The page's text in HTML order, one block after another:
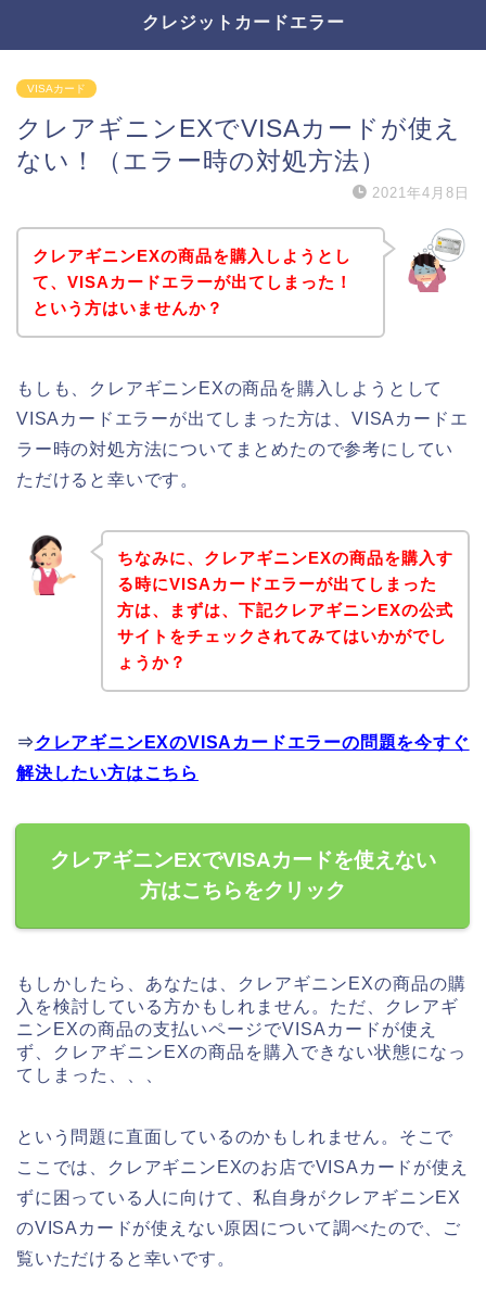
クレジットカードエラー
VISAカード
クレアギニンEXでVISAカードが使え
ない！（エラー時の対処方法）
2021年4月8日
クレアギニンEXの商品を購入しようとし
て、VISAカードエラーが出てしまった！
という方はいませんか？
もしも、クレアギニンEXの商品を購入しようとして
VISAカードエラーが出てしまった方は、VISAカードエ
ラー時の対処方法についてまとめたので参考にしてい
ただけると幸いです。
ちなみに、クレアギニンEXの商品を購入す
る時にVISAカードエラーが出てしまった
方は、まずは、下記クレアギニンEXの公式
サイトをチェックされてみてはいかがでし
ょうか？
⇒クレアギニンEXのVISAカードエラーの問題を今すぐ
解決したい方はこちら
クレアギニンEXでVISAカードを使えない
方はこちらをクリック
もしかしたら、あなたは、クレアギニンEXの商品の購
入を検討している方かもしれません。ただ、クレアギ
ニンEXの商品の支払いページでVISAカードが使え
ず、クレアギニンEXの商品を購入できない状態になっ
てしまった、、、
という問題に直面しているのかもしれません。そこで
ここでは、クレアギニンEXのお店でVISAカードが使え
ずに困っている人に向けて、私自身がクレアギニンEX
のVISAカードが使えない原因について調べたので、ご
覧いただけると幸いです。